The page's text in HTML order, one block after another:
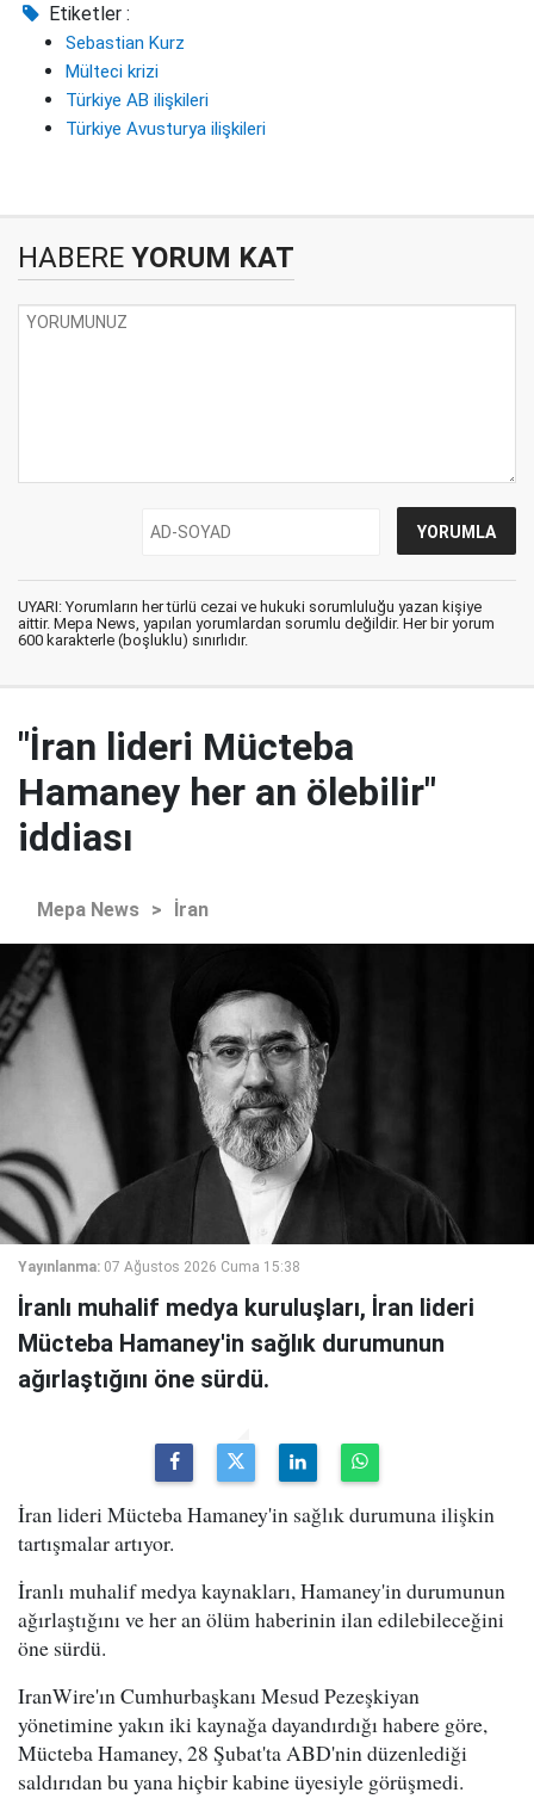
Etiketler :
Sebastian Kurz
Mülteci krizi
Türkiye AB ilişkileri
Türkiye Avusturya ilişkileri
HABERE YORUM KAT
UYARI: Yorumların her türlü cezai ve hukuki sorumluluğu yazan kişiye
aittir. Mepa News, yapılan yorumlardan sorumlu değildir. Her bir yorum
600 karakterle (boşluklu) sınırlıdır.
"İran lideri Mücteba
Hamaney her an ölebilir"
iddiası
Mepa News > İran
Yayınlanma: 07 Ağustos 2026 Cuma 15:38
İranlı muhalif medya kuruluşları, İran lideri
Mücteba Hamaney'in sağlık durumunun
ağırlaştığını öne sürdü.
İran lideri Mücteba Hamaney'in sağlık durumuna ilişkin
tartışmalar artıyor.
İranlı muhalif medya kaynakları, Hamaney'in durumunun
ağırlaştığını ve her an ölüm haberinin ilan edilebileceğini
öne sürdü.
IranWire'ın Cumhurbaşkanı Mesud Pezeşkiyan
yönetimine yakın iki kaynağa dayandırdığı habere göre,
Mücteba Hamaney, 28 Şubat'ta ABD'nin düzenlediği
saldırıdan bu yana hiçbir kabine üyesiyle görüşmedi.